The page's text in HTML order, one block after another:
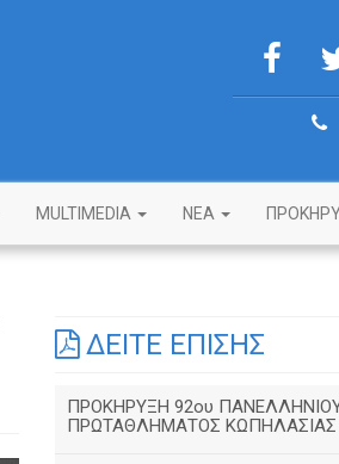
MULTIMEDIA NEA
ΔΕΙΤΕ ΕΠΙΣΗΣ
ΠΡΟΚΗΡΥΞΗ 92ου
ΠΡΩΤΑΘΛΗΜΑΤΟΣ ΚΩΠΗΛΑΣΙΑΣ